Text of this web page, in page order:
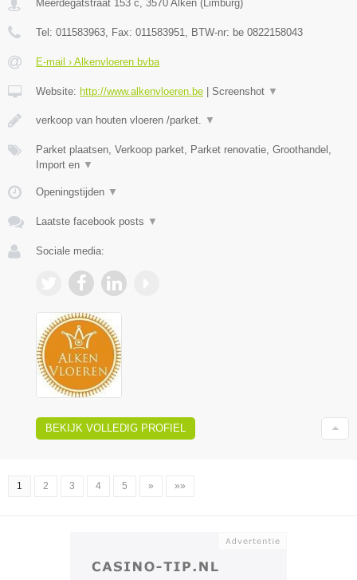
Meerdegatstraat 153 c 3570 Alken ( Limburg)
Tel: 011583963 , Fax: 011583951 , BTW-nr: be 0822158043
E-mail › Alkenvloeren bvba
Website: http://www.alkenvloeren.be Screenshot ▼
verkoop van houten vloeren /parket. ▼
Parket plaatsen, Verkoop parket, Parket renovatie, Groothandel,
Import en ▼
Openingstijden ▼
Laatste facebook posts ▼
Sociale media:
BEKIJK VOLLEDIG PROFIEL
1 2 3 4 5 » »»